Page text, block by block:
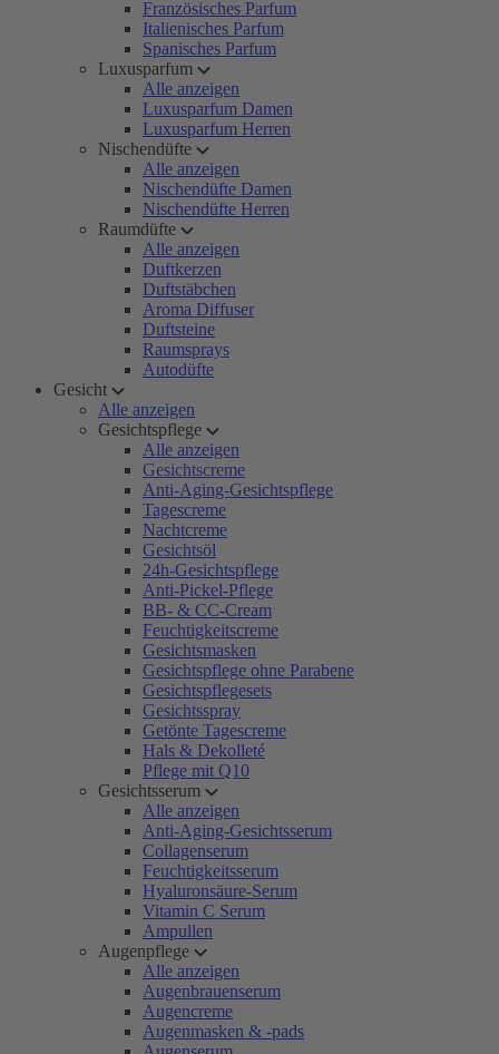
Französisches Parfum
Italienisches Parfum
Spanisches Parfum
Luxusparfum
Alle anzeigen
Luxusparfum Damen
Luxusparfum Herren
Nischendüfte
Alle anzeigen
Nischendüfte Damen
Nischendüfte Herren
Raumdüfte
Alle anzeigen
Duftkerzen
Duftstäbchen
Aroma Diffuser
Duftsteine
Raumsprays
Autodüfte
Gesicht
Alle anzeigen
Gesichtspflege
Alle anzeigen
Gesichtscreme
Anti-Aging-Gesichtspflege
Tagescreme
Nachtcreme
Gesichtsöl
24h-Gesichtspflege
Anti-Pickel-Pflege
BB- & CC-Cream
Feuchtigkeitscreme
Gesichtsmasken
Gesichtspflege ohne Parabene
Gesichtspflegesets
Gesichtsspray
Getönte Tagescreme
Hals & Dekolleté
Pflege mit Q10
Gesichtsserum
Alle anzeigen
Anti-Aging-Gesichtsserum
Collagenserum
Feuchtigkeitsserum
Hyaluronsäure-Serum
Vitamin C Serum
Ampullen
Augenpflege
Alle anzeigen
Augenbrauenserum
Augencreme
Augenmasken & -pads